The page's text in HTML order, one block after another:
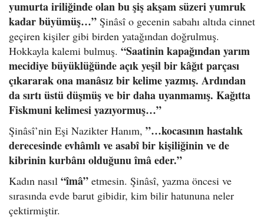
yumurta iriliğinde olan bu şiş akşam süzeri yumruk
kadar büyümüş…” Şinâsî o gecenin sabahı altıda cinnet
geçiren kişiler gibi birden yatağından doğrulmuş.
Hokkayla kalemi bulmuş. “Saatinin kapağından yarım
mecidiye büyüklüğünde açık yeşil bir kâğıt parçası
çıkararak ona manâsız bir kelime yazmış. Ardından
da sırtı üstü düşmüş ve bir daha uyanmamış. Kağıtta
Fiskmuni kelimesi yazıyormuş…”
Şinâsî’nin Eşi Nazikter Hanım, ”…kocasının hastalık
derecesinde evhâmlı ve asabî bir kişiliğinin ve de
kibrinin kurbânı olduğunuîmâ eder.”
Kadın nasıl “îmâ” etmesin. Şinâsî, yazma öncesi ve
sırasında evde barut gibidir, kim bilir hatununa neler
çektirmiştir.